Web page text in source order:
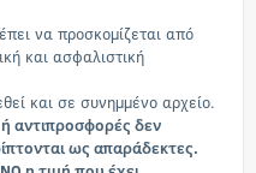
να προσκομίζεται από
και ασφαλιστική
και σε συνημμένο αρχείο.
αντιπροσφορές δεν
ως απαράδεκτες.